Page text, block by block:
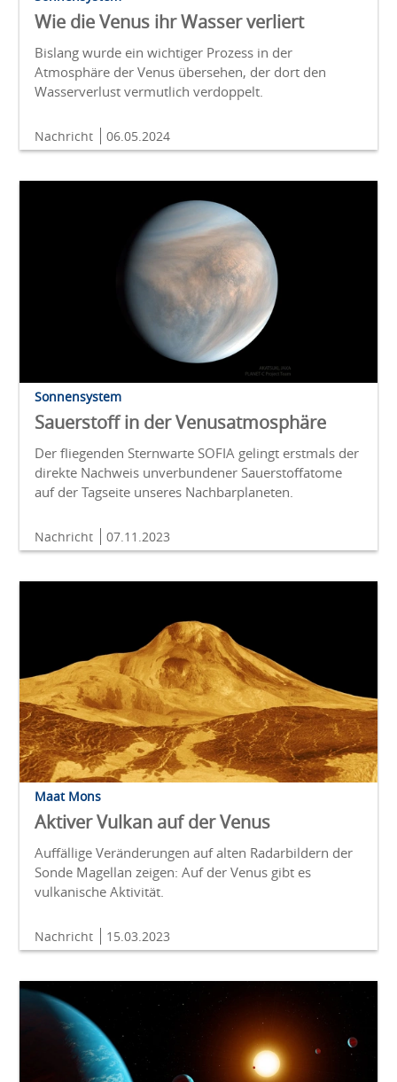
Wie die Venus ihr Wasser verliert
Bislang wurde ein wichtiger Prozess in der
Atmosphäre der Venus übersehen, der dort den
Wasserverlust vermutlich verdoppelt.
Nachricht 06.05.2024
Sonnensystem
Sauerstoff in der Venusatmosphäre
Der fliegenden Sternwarte SOFIA gelingt erstmals der
direkte Nachweis unverbundener Sauerstoffatome
auf der Tagseite unseres Nachbarplaneten.
Nachricht 07.11.2023
Maat Mons
Aktiver Vulkan auf der Venus
Auffällige Veränderungen auf alten Radarbildern der
Sonde Magellan zeigen: Auf der Venus gibt es
vulkanische Aktivität.
Nachricht 15.03.2023